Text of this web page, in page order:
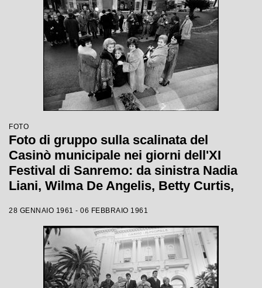
FOTO
Foto di gruppo sulla scalinata del
Casinò municipale nei giorni dell'XI
Festival di Sanremo: da sinistra Nadia
Liani, Wilma De Angelis, Betty Curtis,
Mazzetti
28 GENNAIO 1961 - 06 FEBBRAIO 1961